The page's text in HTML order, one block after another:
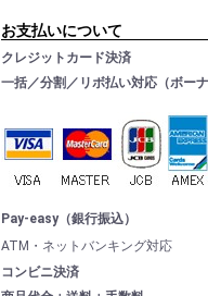
お支払いについて
クレジットカード決済
一括／分割／リボ払い対応（ボーナ
Pay-easy（銀行振込）
ATM・ネットバンキング対応
コンビニ決済